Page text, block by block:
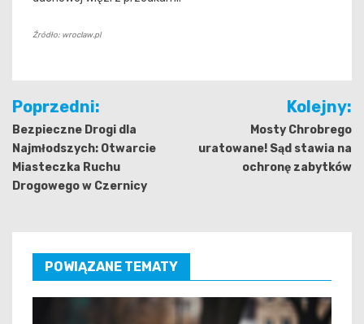
Źródło: wroclaw.pl
Nawigacja
wpisu
Poprzedni:
Bezpieczne Drogi dla
Najmłodszych: Otwarcie
Miasteczka Ruchu
Drogowego w Czernicy
Kolejny:
Mosty Chrobrego
uratowane! Sąd stawia na
ochronę zabytków
POWIĄZANE TEMATY